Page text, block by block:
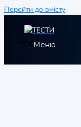
Перейти до вмісту
Меню